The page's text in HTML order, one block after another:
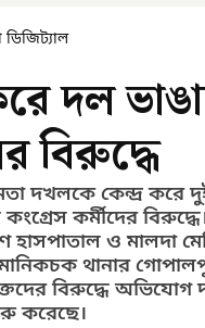
দল
বিরুদ্ধে
দখলকে কেন্দ্র করে
কর্মীদের
হাসপাতাল ও মালদা
থানার
বিরুদ্ধে অভিযোগ
করেছে।